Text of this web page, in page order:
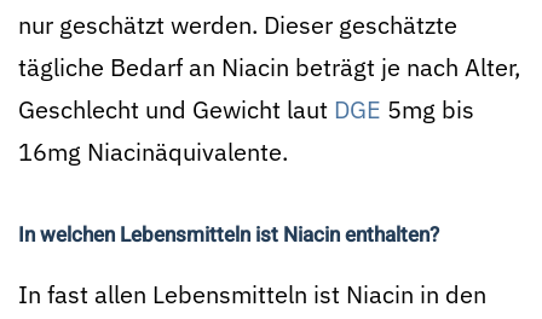
nur geschätzt werden. Dieser geschätzte
tägliche Bedarf an Niacin beträgt je nach Alter,
Geschlecht und Gewicht laut DGE 5mg bis
16mg Niacinäquivalente.
In welchen Lebensmitteln ist Niacin enthalten?
In fast allen Lebensmitteln ist Niacin in den